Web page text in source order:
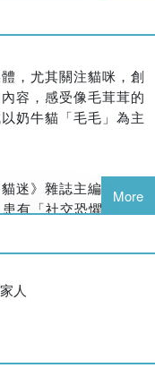
從叫聲、眼神、尾巴
趣的方式，讓你聽懂
界。
可能一直都做錯了！
的可以摸嗎？
們才能真的聽懂？
什麼？
「一家之主」？
？
類一樣吃醋嗎？
狂歡」衝刺行為。
」動作？是在嫌難吃
，尤其關注貓咪，創
容，感受像毛茸茸的
奶牛貓「毛毛」為主
迷》雜誌主編，目前
有「社交恐懼症」和
，就是繪畫和小貓
養師資格認證。
More
人